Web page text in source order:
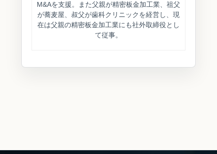
M&Aを支援。また父親が精密板金加工業、祖父
が蕎麦屋、叔父が歯科クリニックを経営し、現
在は父親の精密板金加工業にも社外取締役とし
て従事。